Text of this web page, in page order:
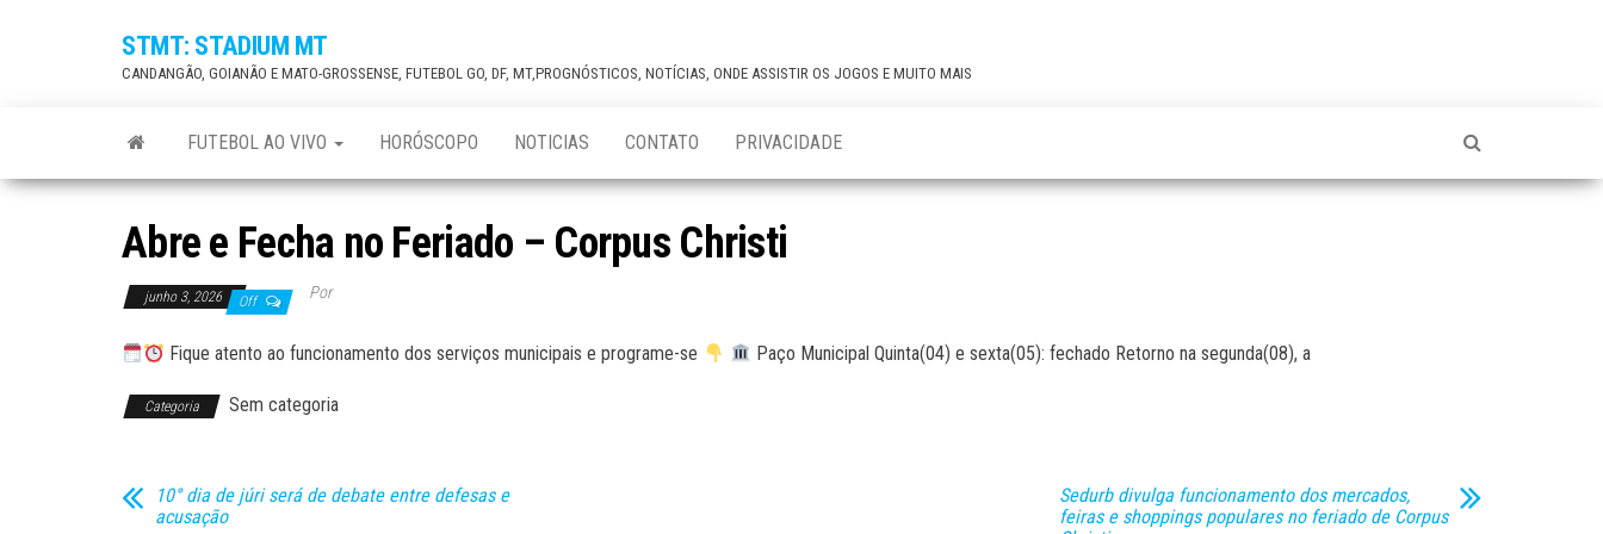
STMT: STADIUM MT
CANDANGÃO, GOIANÃO E MATO-GROSSENSE, FUTEBOL GO, DF, MT,PROGNÓSTICOS, NOTÍCIAS, ONDE ASSISTIR OS JOGOS E MUITO MAIS
FUTEBOL AO VIVO HORÓSCOPO NOTICIAS CONTATO PRIVACIDADE
Abre e Fecha no Feriado – Corpus Christi
junho 3, 2026 Off Por
Fique atento ao funcionamento dos serviços municipais e programe-se Paço Municipal Quinta(04) e sexta(05): fechado Retorno na segunda(08), a
Categoria Sem categoria
10° dia de júri será de debate entre defesas e
acusação
Sedurb divulga funcionamento dos mercados,
feiras e shoppings populares no feriado de Corpus